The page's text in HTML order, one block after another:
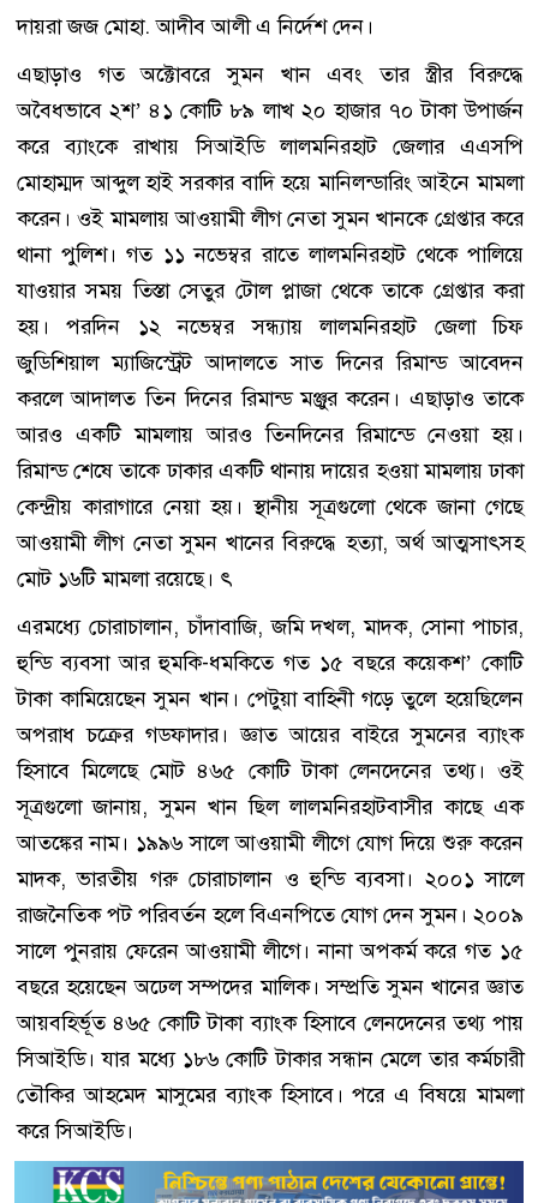
দায়রা জজ মোহা. আদীব আলী এ নির্দেশ দেন।
এছাড়াও গত অক্টোবরে সুমন খান এবং তার স্ত্রীর বিরুদ্ধে
অবৈধভাবে ২শ’ ৪১ কোটি ৮৯ লাখ ২০ হাজার ৭০ টাকা উপার্জন
করে ব্যাংকে রাখায় সিআইডি লালমনিরহাট জেলার এএসপি
মোহাম্মদ আব্দুল হাই সরকার বাদি হয়ে মানিলন্ডারিং আইনে মামলা
করেন। ওই মামলায় আওয়ামী লীগ নেতা সুমন খানকে গ্রেপ্তার করে
থানা পুলিশ। গত ১১ নভেম্বর রাতে লালমনিরহাট থেকে পালিয়ে
যাওয়ার সময় তিস্তা সেতুর টোল প্লাজা থেকে তাকে গ্রেপ্তার করা
হয়। পরদিন ১২ নভেম্বর সন্ধ্যায় লালমনিরহাট জেলা চিফ
জুডিশিয়াল ম্যাজিস্ট্রেট আদালতে সাত দিনের রিমান্ড আবেদন
করলে আদালত তিন দিনের রিমান্ড মঞ্জুর করেন। এছাড়াও তাকে
আরও একটি মামলায় আরও তিনদিনের রিমান্ডে নেওয়া হয়।
রিমান্ড শেষে তাকে ঢাকার একটি থানায় দায়ের হওয়া মামলায় ঢাকা
কেন্দ্রীয় কারাগারে নেয়া হয়। স্থানীয় সূত্রগুলো থেকে জানা গেছে
আওয়ামী লীগ নেতা সুমন খানের বিরুদ্ধে হত্যা, অর্থ আত্মসাৎসহ
মোট ১৬টি মামলা রয়েছে। ৎ
এরমধ্যে চোরাচালান, চাঁদাবাজি, জমি দখল, মাদক, সোনা পাচার,
হুন্ডি ব্যবসা আর হুমকি-ধমকিতে গত ১৫ বছরে কয়েকশ’ কোটি
টাকা কামিয়েছেন সুমন খান। পেটুয়া বাহিনী গড়ে তুলে হয়েছিলেন
অপরাধ চক্রের গডফাদার। জ্ঞাত আয়ের বাইরে সুমনের ব্যাংক
হিসাবে মিলেছে মোট ৪৬৫ কোটি টাকা লেনদেনের তথ্য। ওই
সূত্রগুলো জানায়, সুমন খান ছিল লালমনিরহাটবাসীর কাছে এক
আতঙ্কের নাম। ১৯৯৬ সালে আওয়ামী লীগে যোগ দিয়ে শুরু করেন
মাদক, ভারতীয় গরু চোরাচালান ও হুন্ডি ব্যবসা। ২০০১ সালে
রাজনৈতিক পট পরিবর্তন হলে বিএনপিতে যোগ দেন সুমন। ২০০৯
সালে পুনরায় ফেরেন আওয়ামী লীগে। নানা অপকর্ম করে গত ১৫
বছরে হয়েছেন অঢেল সম্পদের মালিক। সম্প্রতি সুমন খানের জ্ঞাত
আয়বহির্ভূত ৪৬৫ কোটি টাকা ব্যাংক হিসাবে লেনদেনের তথ্য পায়
সিআইডি। যার মধ্যে ১৮৬ কোটি টাকার সন্ধান মেলে তার কর্মচারী
তৌকির আহমেদ মাসুমের ব্যাংক হিসাবে। পরে এ বিষয়ে মামলা
করে সিআইডি।